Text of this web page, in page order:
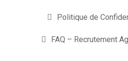
Politique de
FAQ – Recrutement